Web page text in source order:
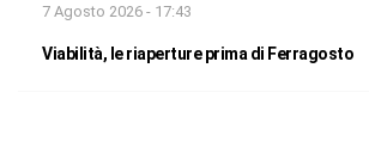
7 Agosto 2026 - 17:43
Viabilità, le riaperture prima di Ferragosto